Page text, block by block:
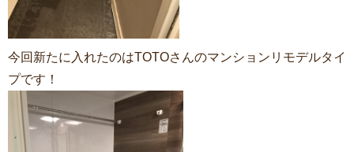
今回新たに入れたのはTOTOさんのマンションリモデルタイ
プです！